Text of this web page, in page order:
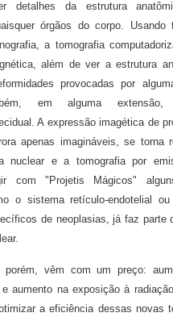
detalhes da estrutura
órgãos do corpo. Usando
a tomografia
além de ver a estrutura
provocadas por
em alguma extensão,
A expressão imagética de
apenas imagináveis, se torna
nuclear e a tomografia por
com "Projetis Mágicos"
o sistema retículo-endotelial ou
de neoplasias, já faz parte
porém, vêm com um preço:
aumento na exposição à
a eficiência dessas novas